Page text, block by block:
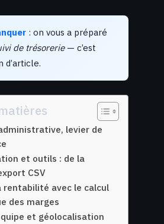
: on vous a préparé
de trésorerie— c’est
d’article.
levier de
et outils : de la
CSV
rentabilité avec le calcul
des marges
et géolocalisation